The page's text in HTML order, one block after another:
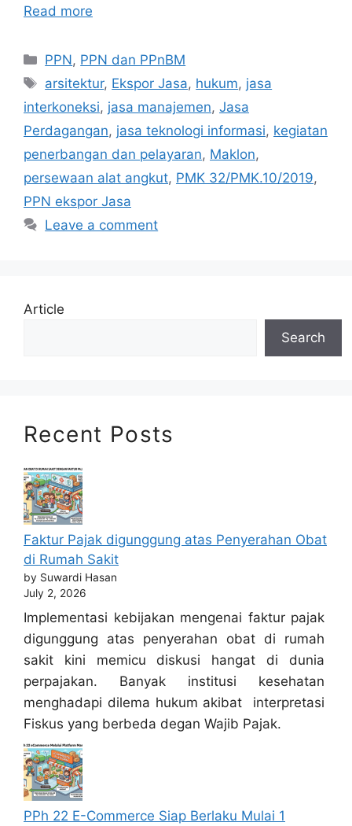
Read more
Categories
PPN, PPN dan PPnBM
Tags
arsitektur, Ekspor Jasa, hukum, jasa
interkoneksi, jasa manajemen, Jasa
Perdagangan, jasa teknologi informasi, kegiatan
penerbangan dan pelayaran, Maklon,
persewaan alat angkut, PMK 32/PMK.10/2019,
PPN ekspor Jasa
Leave a comment
Article
Search
Recent Posts
Faktur Pajak digunggung atas Penyerahan Obat
di Rumah Sakit
by Suwardi Hasan
July 2, 2026
Implementasi kebijakan mengenai faktur pajak
digunggung atas penyerahan obat di rumah
sakit kini memicu diskusi hangat di dunia
perpajakan. Banyak institusi kesehatan
menghadapi dilema hukum akibat interpretasi
Fiskus yang berbeda degan Wajib Pajak.
PPh 22 E-Commerce Siap Berlaku Mulai 1